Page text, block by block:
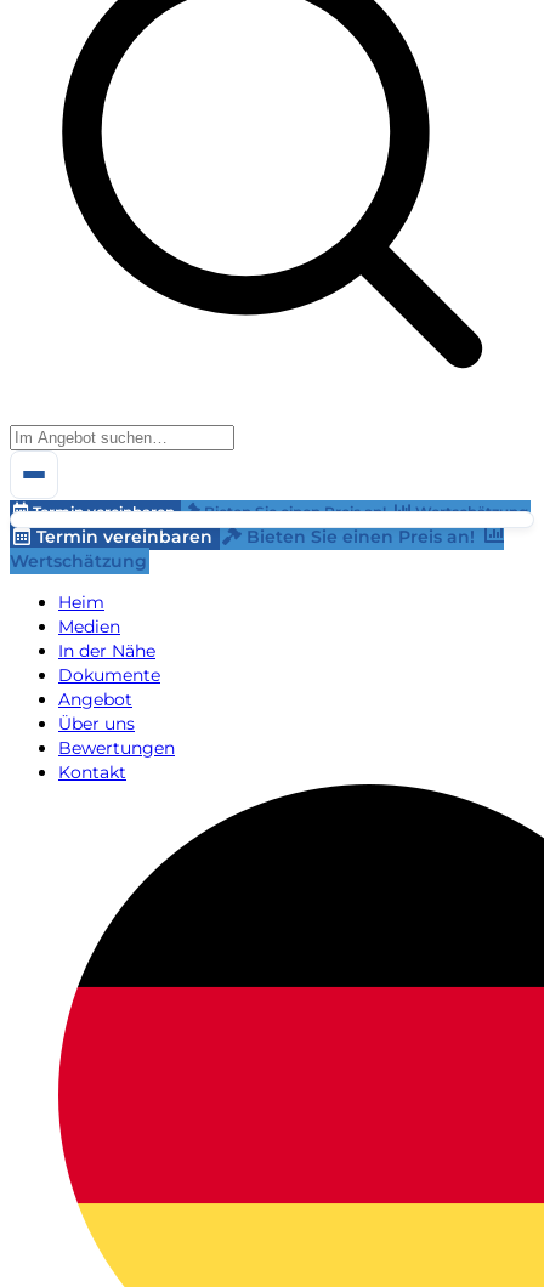
Termin vereinbaren Bieten Sie einen Preis an! Wertschätzung
Termin vereinbaren
Bieten Sie einen Preis an!
Wertschätzung
Heim
Medien
In der Nähe
Dokumente
Angebot
Über uns
Bewertungen
Kontakt